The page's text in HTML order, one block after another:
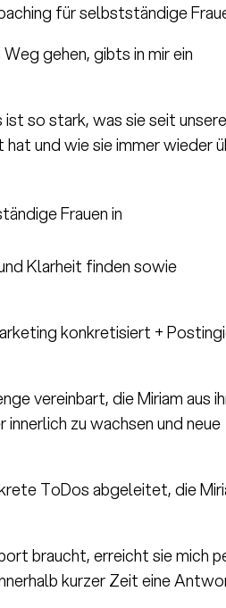
für selbstständige
gehen, gibts in mir ein
ist so stark, was sie seit
und wie sie immer wieder
Klarheit finden sowie
konkretisiert +
vereinbart, die Miriam aus
zu wachsen und neue
ToDos abgeleitet, die
braucht, erreicht sie mich
kurzer Zeit eine